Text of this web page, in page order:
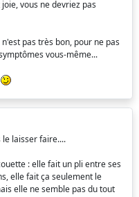
vous ne devriez pas
pas très bon, pour ne pas
vous-même...
laisser faire....
: elle fait un pli entre ses
elle fait ça seulement le
elle ne semble pas du tout